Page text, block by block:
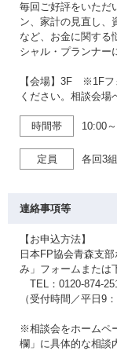
毎回ご好評をいただ
ン、家計の見直し、
など、お金に関する
シャル・プランナー
【会場】3F ※1Fフ
ください。相談会場
時間帯 10:00
定員 各回3
連絡事項等
【お申込方法】
日本FP協会青森支
み」フォームまたは
TEL：0120-874-
（受付時間／平日9
※相談会をホームペ
欄」に具体的な相談